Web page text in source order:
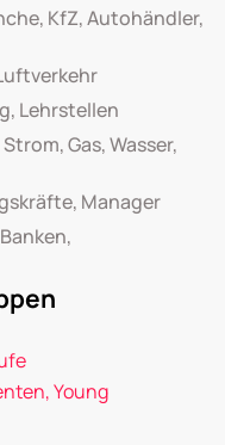
KfZ, Autohändler,
Lehrstellen
Gas, Wasser,
Manager
Young